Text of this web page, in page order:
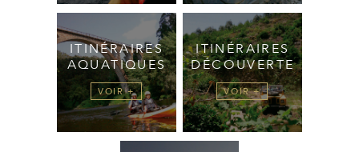
ITINÉRAIRES
AQUATIQUES
VOIR +
ITINÉRAIRES
DÉCOUVERTE
VOIR +